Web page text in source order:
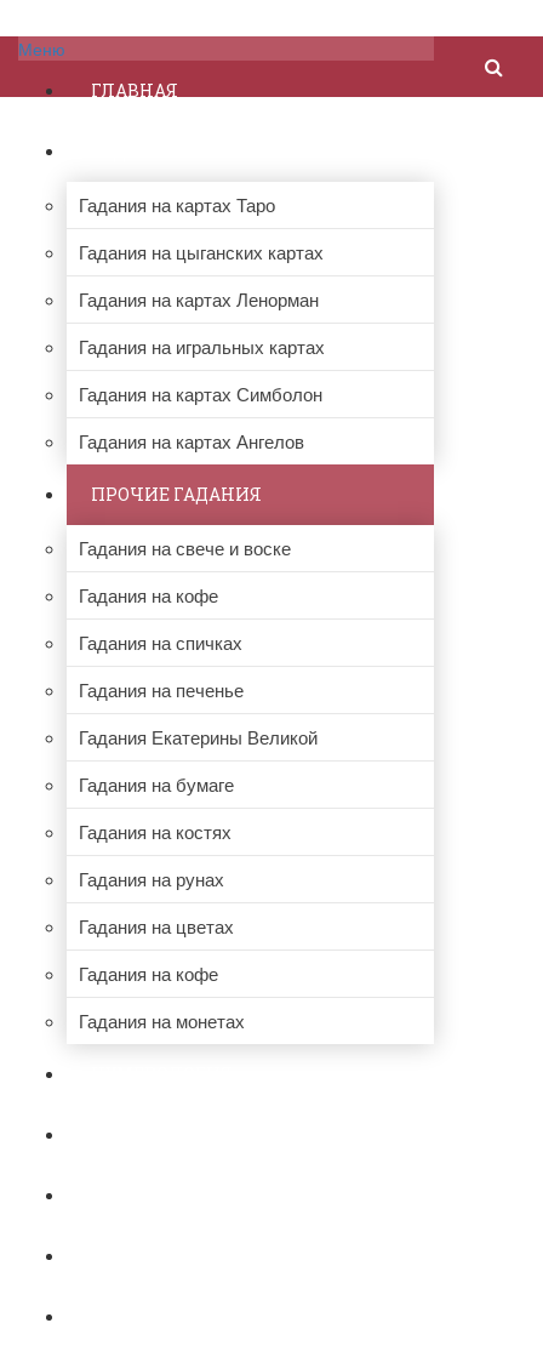
Меню
ГЛАВНАЯ
Гадания на картах Таро
Гадания на цыганских картах
Гадания на картах Ленорман
Гадания на игральных картах
Гадания на картах Симболон
Гадания на картах Ангелов
ПРОЧИЕ ГАДАНИЯ
Гадания на свече и воске
Гадания на кофе
Гадания на спичках
Гадания на печенье
Гадания Екатерины Великой
Гадания на бумаге
Гадания на костях
Гадания на рунах
Гадания на цветах
Гадания на кофе
Гадания на монетах